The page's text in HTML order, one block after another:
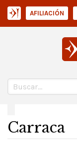
AFILIACIÓN
Carraca